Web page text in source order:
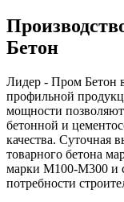
Бетон
Лидер - Пром Бетон
профильной
мощности позволяют
бетонной и
качества. Суточная
товарного бетона
марки М100-М300 и
потребности